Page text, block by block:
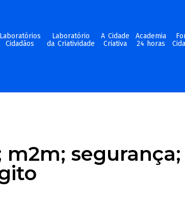
Laboratórios
Cidadãos
Laboratório
da Criatividade
A Cidade
Criativa
Academia
24 horas
m2m;